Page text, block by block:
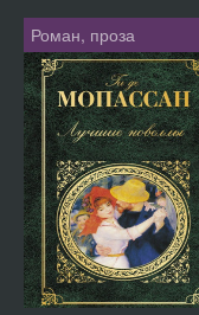
Роман, проза